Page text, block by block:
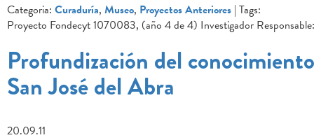
Categoria: Curaduría, Museo, Proyectos Anteriores | Tags:
Proyecto Fondecyt 1070083, (año 4 de 4) Investigador
Profundización del
San José del Abra
20.09.11